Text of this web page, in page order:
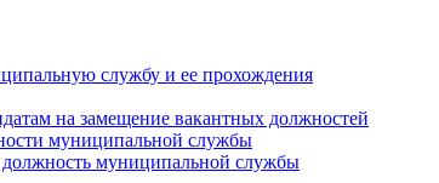
службу и ее прохождения
на замещение вакантных должностей
муниципальной службы
муниципальной службы